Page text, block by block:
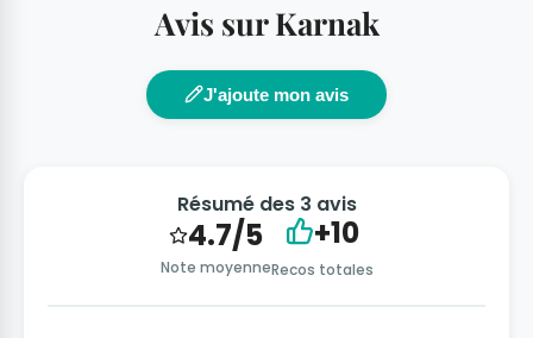
Avis sur Karnak
J'ajoute mon avis
Résumé des 3 avis
4.7/5
Note moyenne
+10
Recos totales